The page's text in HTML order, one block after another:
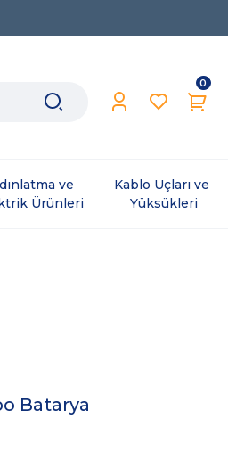
0
ve
Ürünleri
Kablo Uçları ve
Yüksükleri
Batarya